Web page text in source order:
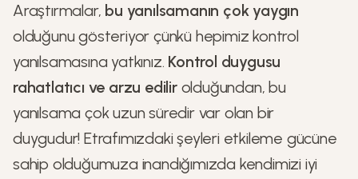
Araştırmalar, bu yanılsamanın çok yaygın
olduğunu gösteriyor çünkü hepimiz kontrol
yanılsamasına yatkınız. Kontrol duygusu
rahatlatıcı ve arzu edilir olduğundan, bu
yanılsama çok uzun süredir var olan bir
duygudur! Etrafımızdaki şeyleri etkileme gücüne
sahip olduğumuza inandığımızda kendimizi iyi